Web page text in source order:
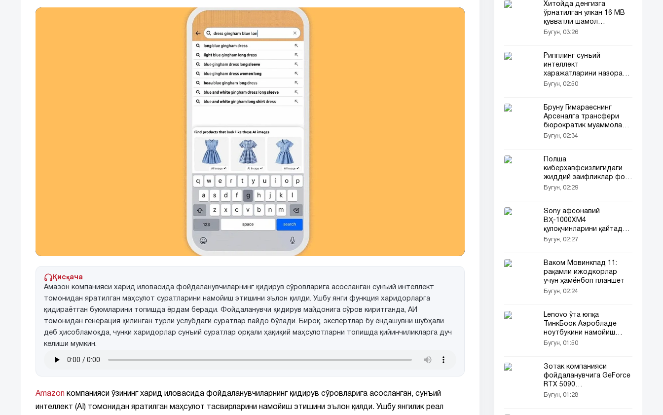
Қисқача
Амазон компанияси харид иловасида фойдаланувчиларнинг қидирув сўровларига асосланган сунъий интеллект
томонидан яратилган маҳсулот суратларини намойиш этишини эълон қилди. Ушбу янги функция харидорларга
қидираётган буюмларини топишда ёрдам беради. Фойдаланувчи қидирув майдонига сўров киритганда, АИ
томонидан генерация қилинган турли услубдаги суратлар пайдо бўлади. Бироқ, экспертлар бу ёндашувни шубҳали
деб ҳисобламоқда, чунки харидорлар сунъий суратлар орқали ҳақиқий маҳсулотларни топишда қийинчиликларга дуч
келиши мумкин.
Amazon компанияси ўзининг харид иловасида фойдаланувчиларнинг қидирув сўровларига асосланган, сунъий
интеллект (AI) томонидан яратилган маҳсулот тасвирларини намойиш этишини эълон қилди. Ушбу янгилик реал
Хитойда денгизга
ўрнатилган улкан 16 МВ
қувватли шамол
турбинаси ишга тушди
Бугун, 03:26
Рипплинг сунъий
интеллект
харажатларини назорат
қилувчи воситани тақдим
Бугун, 02:50
Бруну Гимараеснинг
Арсеналга трансфери
бюрократик муаммолар
сабаб кечикмоқда
Бугун, 02:34
Полша
киберхавфсизлигидаги
жиддий заифликлар фош
этилди
Бугун, 02:29
Sony афсонавий
ВҲ-1000XM4
қулоқчинларини қайтадан
сотувга чиқармоқда
Бугун, 02:27
Ваком Мовинкпад 11:
рақамли ижодкорлар
учун ҳамёнбоп планшет
Бугун, 02:24
Lenovo ўта юпқа
ТинкБоок Аэробладе
ноутбукини намойиш
этишга ҳозирланмоқда
Бугун, 01:50
Зотак компанияси
фойдаланувчига GeForce
RTX 5090
видеокартасини совға
Бугун, 01:28